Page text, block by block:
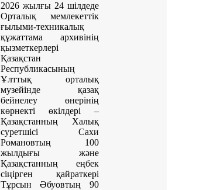
2026 жылғы 24 шілдеде
Орталық мемлекеттік
ғылыми-техникалық
құжаттама архивінің
қызметкерлері
Қазақстан
Республикасының
Ұлттық орталық
музейінде қазақ
бейнелеу өнерінің
көрнекті өкілдері –
Қазақстанның Халық
суретшісі Сахи
Романовтың 100
жылдығы және
Қазақстанның еңбек
сіңірген қайраткері
Тұрсын Әбуовтың 90